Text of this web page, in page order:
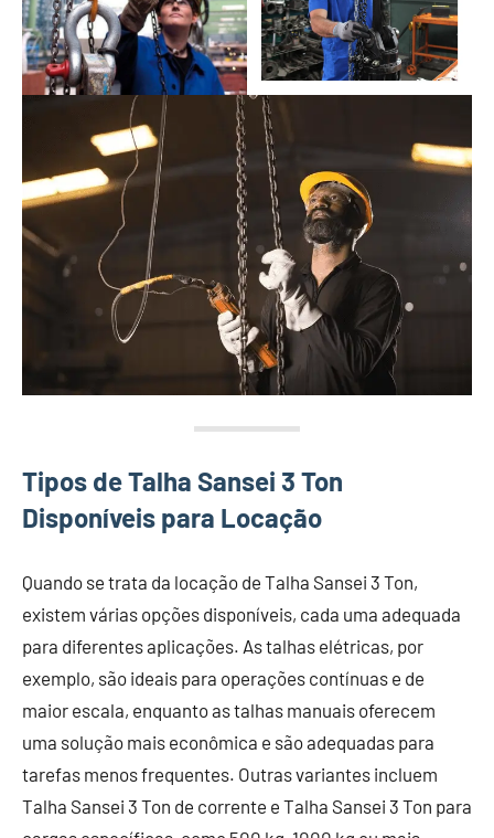
Tipos de Talha Sansei 3 Ton
Disponíveis para Locação
Quando se trata da locação de Talha Sansei 3 Ton,
existem várias opções disponíveis, cada uma adequada
para diferentes aplicações. As talhas elétricas, por
exemplo, são ideais para operações contínuas e de
maior escala, enquanto as talhas manuais oferecem
uma solução mais econômica e são adequadas para
tarefas menos frequentes. Outras variantes incluem
Talha Sansei 3 Ton de corrente e Talha Sansei 3 Ton para